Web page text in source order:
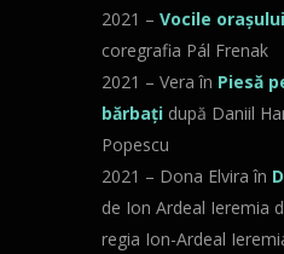
2021 – Vocile
coregrafia Pál Frenak
2021 – Vera în Piesă
bărbați după Daniil
Popescu
2021 – Dona Elvira în
de Ion Ardeal Ieremia
regia Ion-Ardeal